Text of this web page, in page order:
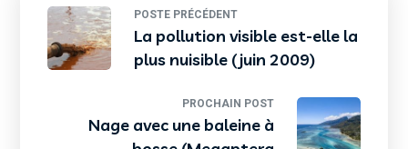
POSTE PRÉCÉDENT
La pollution visible est-elle la
plus nuisible (juin 2009)
PROCHAIN POST
Nage avec une baleine à